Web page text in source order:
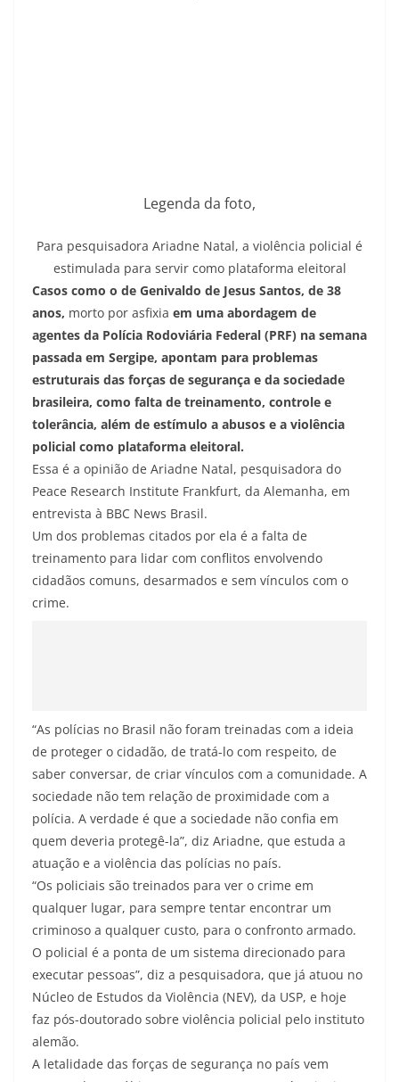
Legenda da foto,
Para pesquisadora Ariadne Natal, a violência policial é
estimulada para servir como plataforma eleitoral
Casos como o de Genivaldo de Jesus Santos, de 38
anos, morto por asfixia em uma abordagem de
agentes da Polícia Rodoviária Federal (PRF) na semana
passada em Sergipe, apontam para problemas
estruturais das forças de segurança e da sociedade
brasileira, como falta de treinamento, controle e
tolerância, além de estímulo a abusos e a violência
policial como plataforma eleitoral.
Essa é a opinião de Ariadne Natal, pesquisadora do
Peace Research Institute Frankfurt, da Alemanha, em
entrevista à BBC News Brasil.
Um dos problemas citados por ela é a falta de
treinamento para lidar com conflitos envolvendo
cidadãos comuns, desarmados e sem vínculos com o
crime.
“As polícias no Brasil não foram treinadas com a ideia
de proteger o cidadão, de tratá-lo com respeito, de
saber conversar, de criar vínculos com a comunidade. A
sociedade não tem relação de proximidade com a
polícia. A verdade é que a sociedade não confia em
quem deveria protegê-la”, diz Ariadne, que estuda a
atuação e a violência das polícias no país.
“Os policiais são treinados para ver o crime em
qualquer lugar, para sempre tentar encontrar um
criminoso a qualquer custo, para o confronto armado.
O policial é a ponta de um sistema direcionado para
executar pessoas”, diz a pesquisadora, que já atuou no
Núcleo de Estudos da Violência (NEV), da USP, e hoje
faz pós-doutorado sobre violência policial pelo instituto
alemão.
A letalidade das forças de segurança no país vem